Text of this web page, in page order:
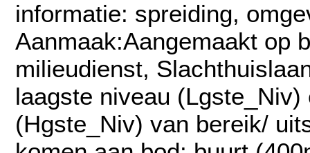
informatie: spreiding,
Aanmaak:Aangemaakt op
milieudienst,
laagste niveau
(Hgste_Niv) van bereik/